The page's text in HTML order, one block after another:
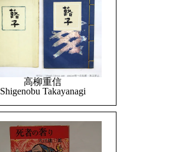
高柳重信
Shigenobu Takayanagi